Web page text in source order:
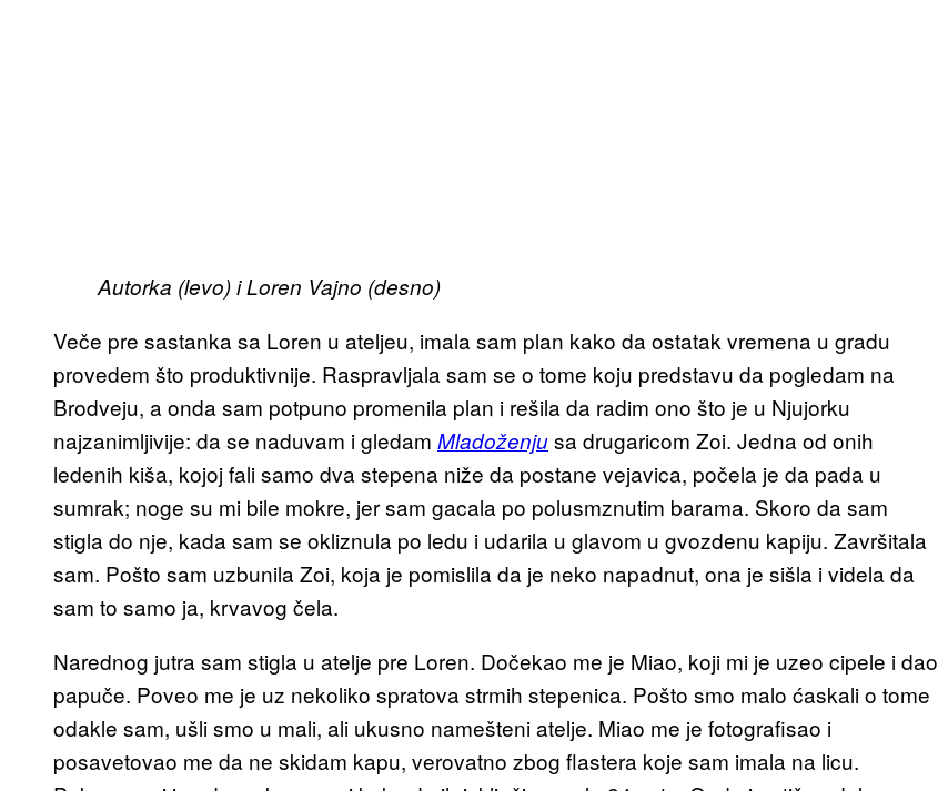
Autorka (levo) i Loren Vajno (desno)
Veče pre sastanka sa Loren u ateljeu, imala sam plan kako da ostatak vremena u gradu
provedem što produktivnije. Raspravljala sam se o tome koju predstavu da pogledam na
Brodveju, a onda sam potpuno promenila plan i rešila da radim ono što je u Njujorku
najzanimljivije: da se naduvam i gledam Mladoženjusa drugaricom Zoi. Jedna od onih
ledenih kiša, kojoj fali samo dva stepena niže da postane vejavica, počela je da pada u
sumrak; noge su mi bile mokre, jer sam gacala po polusmznutim barama. Skoro da sam
stigla do nje, kada sam se okliznula po ledu i udarila u glavom u gvozdenu kapiju. Završitala
sam. Pošto sam uzbunila Zoi, koja je pomislila da je neko napadnut, ona je sišla i videla da
sam to samo ja, krvavog čela.
Narednog jutra sam stigla u atelje pre Loren. Dočekao me je Miao, koji mi je uzeo cipele i dao
papuče. Poveo me je uz nekoliko spratova strmih stepenica. Pošto smo malo ćaskali o tome
odakle sam, ušli smo u mali, ali ukusno namešteni atelje. Miao me je fotografisao i
posavetovao me da ne skidam kapu, verovatno zbog flastera koje sam imala na licu.